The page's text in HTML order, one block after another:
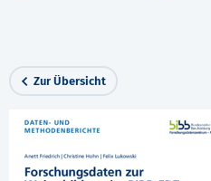
Zur Übersicht